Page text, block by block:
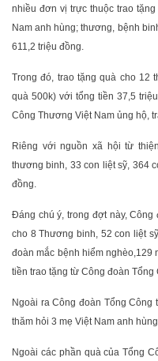
nhiều đơn vị trực thuộc trao
Nam anh hùng; thương, bệnh
611,2 triệu đồng.
Trong đó, trao tặng quà cho 12
quà 500k) với tổng tiền 37,5
Công Thương Việt Nam ủng hộ,
Riêng với nguồn xã hội từ
thương binh, 33 con liệt sỹ, 364
đồng.
Đáng chú ý, trong đợt này, Công
cho 8 Thương binh, 52 con liệt
đoàn mắc bệnh hiểm nghèo,129
tiền trao tặng từ Công đoàn
Ngoài ra Công đoàn Tổng
thăm hỏi 3 mẹ Việt Nam anh
Ngoài các phần quà của Tổng